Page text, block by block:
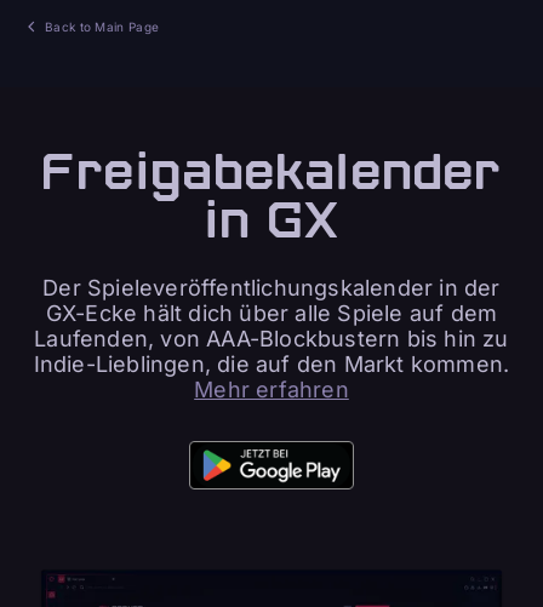
Back to Main Page
Freigabekalender
in GX
Der Spieleveröffentlichungskalender in der
GX-Ecke hält dich über alle Spiele auf dem
Laufenden, von AAA-Blockbustern bis hin zu
Indie-Lieblingen, die auf den Markt kommen.
Mehr erfahren